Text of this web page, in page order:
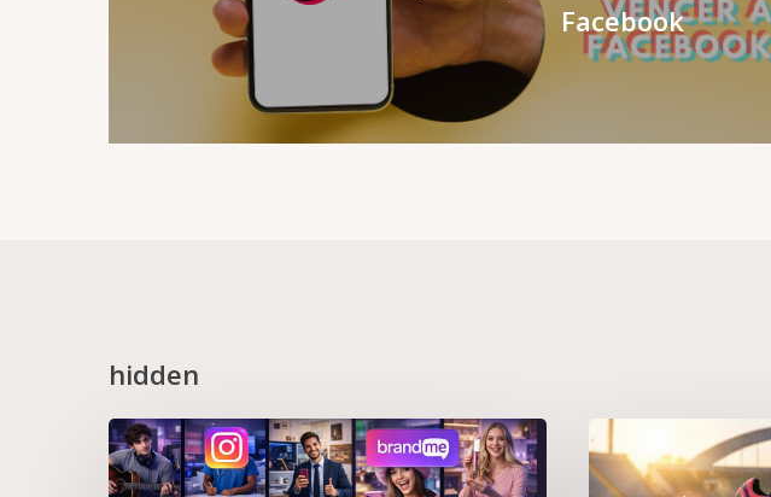
Facebook
hidden